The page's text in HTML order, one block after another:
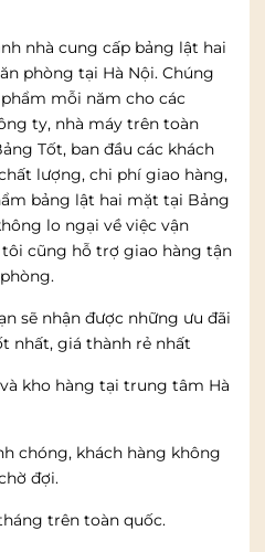
nhà cung cấp bảng lật hai
phòng tại Hà Nội. Chúng
mỗi năm cho các
ty, nhà máy trên toàn
Tốt, ban đầu các khách
lượng, chi phí giao hàng,
bảng lật hai mặt tại Bảng
lo ngại về việc vận
cũng hỗ trợ giao hàng tận
sẽ nhận được những ưu đãi
nhất, giá thành rẻ nhất
kho hàng tại trung tâm Hà
chóng, khách hàng không
đợi.
trên toàn quốc.